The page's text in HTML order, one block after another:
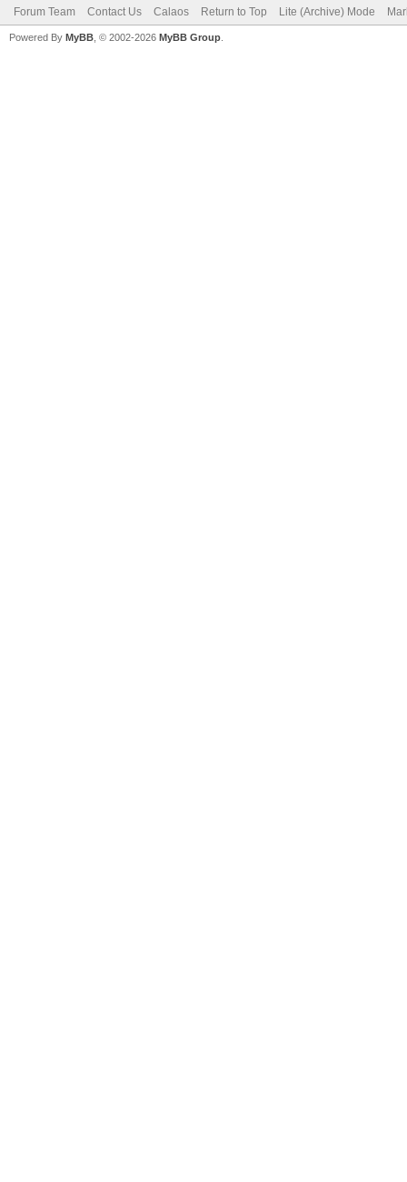
Forum Team Contact Us Calaos Return to Top Lite (Archive) Mode
Powered By MyBB , © 2002-2026 MyBB Group